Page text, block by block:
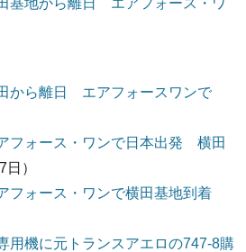
から離日 エアフォースワンで
フォース・ワンで日本出発 横田
日）
フォース・ワンで横田基地到着
用機に元トランスアエロの747-8購